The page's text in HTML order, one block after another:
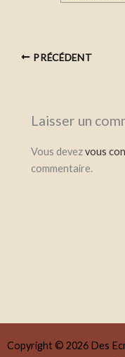
PRÉCÉDENT
Laisser un
Vous devezvous
commentaire.
Copyright © 2026 Des